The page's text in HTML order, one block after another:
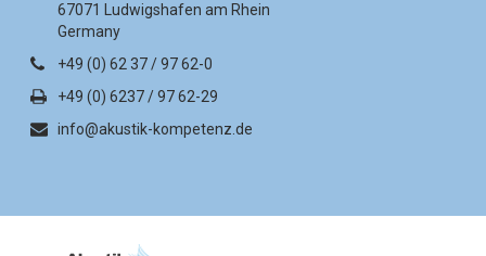
67071 Ludwigshafen am Rhein
Germany
+49 (0) 62 37 / 97 62-0
+49 (0) 6237 / 97 62-29
info@akustik-kompetenz.de